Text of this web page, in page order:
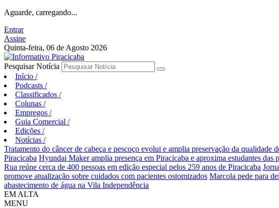
Aguarde, carregando...
Entrar
Assine
Quinta-feira, 06 de Agosto 2026
Pesquisar Notícia
Início /
Podcasts /
Classificados /
Colunas /
Empregos /
Guia Comercial /
Edições /
Notícias /
Tratamento do câncer de cabeça e pescoço evolui e amplia preservação da qualidade
Piracicaba Hyundai Maker amplia presença em Piracicaba e aproxima estudantes das
Rua reúne cerca de 400 pessoas em edição especial pelos 259 anos de Piracicaba
promove atualização sobre cuidados com pacientes ostomizados Marcola pede para
abastecimento de água na Vila Independência
EM ALTA
MENU